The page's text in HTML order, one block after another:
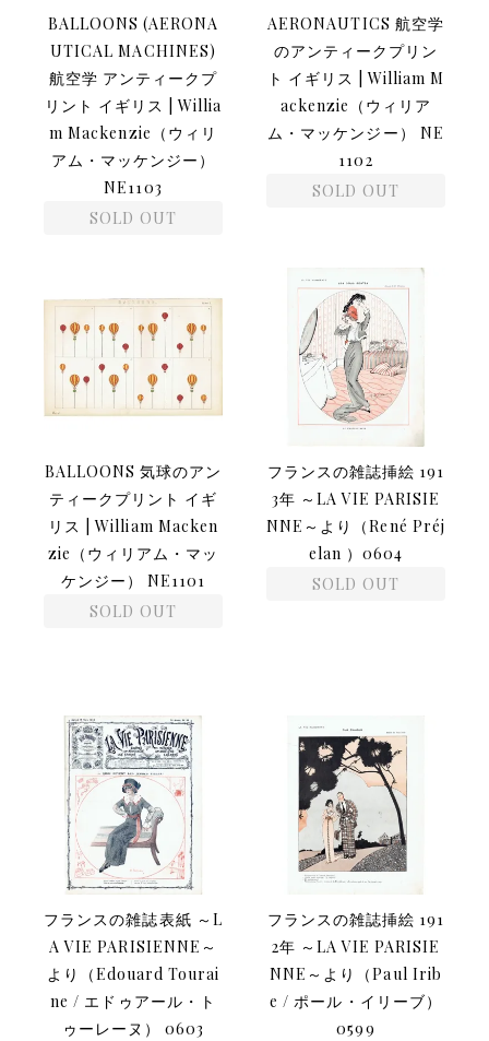
BALLOONS (AERONA
UTICAL MACHINES)
航空学 アンティークプ
リント イギリス | Willia
m Mackenzie（ウィリ
アム・マッケンジー）
NE1103
SOLD OUT
AERONAUTICS 航空学
のアンティークプリン
ト イギリス | William M
ackenzie（ウィリア
ム・マッケンジー） NE
1102
SOLD OUT
BALLOONS 気球のアン
ティークプリント イギ
リス | William Macken
zie（ウィリアム・マッ
ケンジー） NE1101
SOLD OUT
フランスの雑誌挿絵 191
3年 ～LA VIE PARISIE
NNE～より（René Préj
elan ）0604
SOLD OUT
フランスの雑誌表紙 ～L
A VIE PARISIENNE～
より（Edouard Tourai
ne / エドゥアール・ト
ゥーレーヌ） 0603
フランスの雑誌挿絵 191
2年 ～LA VIE PARISIE
NNE～より（Paul Irib
e / ポール・イリーブ）
0599